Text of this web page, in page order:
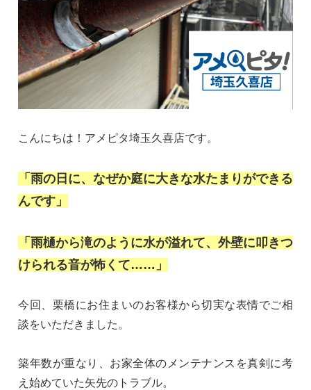
こんにちは！アメピタ埼玉久喜店です。
「雨の日に、なぜか庭に大きな水たまりができる
んです」
「雨樋から滝のように水が溢れて、外壁に叩きつ
けられる音が怖くて……」
今回、栗橋にお住まいのお客様から切実な表情でご相
談をいただきました。
築年数が重なり、お家全体のメンテナンスを真剣に考
え始めていた矢先のトラブル。